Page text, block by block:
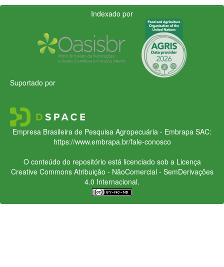
Indexado por
Suportado por
Empresa Brasileira de Pesquisa Agropecuária - Embrapa SAC:
https://www.embrapa.br/fale-conosco
O conteúdo do repositório está licenciado sob a Licença
Creative CommonsAtribuição - NãoComercial - SemDerivações
4.0 Internacional.